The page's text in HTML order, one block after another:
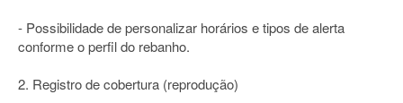
- Possibilidade de personalizar horários e tipos de alerta
conforme o perfil do rebanho.
2. Registro de cobertura (reprodução)